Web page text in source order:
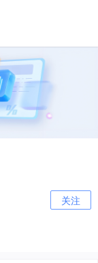
关注